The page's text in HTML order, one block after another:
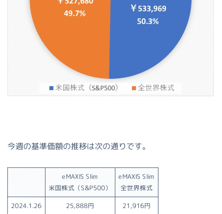
今週の基準価額の推移は次の通りです。
eMAXIS Slim
米国株式（S&P500）
eMAXIS Slim
全世界株式
2024.1.26 25,888円 21,916円